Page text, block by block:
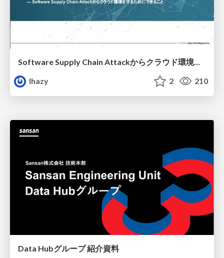
Software Supply Chain Attackからクラウド環境を守るためにできること
lhazy
2 210
Data Hubグループ 紹介資料